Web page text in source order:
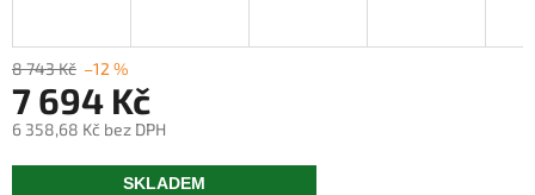
8 743 Kč –12 %
7 694 Kč
6 358,68 Kč bez DPH
Měrná
SKLADEM